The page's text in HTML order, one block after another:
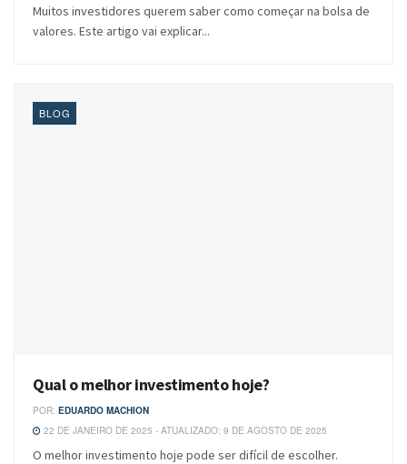
Muitos investidores querem saber como começar na bolsa de
valores. Este artigo vai explicar...
BLOG
Qual o melhor investimento hoje?
POR: EDUARDO MACHION
22 DE JANEIRO DE 2025 - ATUALIZADO: 9 DE AGOSTO DE 2025
O melhor investimento hoje pode ser difícil de escolher.